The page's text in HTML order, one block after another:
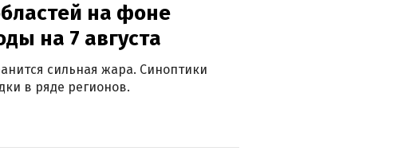
на фоне
на 7 августа
сильная жара. Синоптики
в ряде регионов.